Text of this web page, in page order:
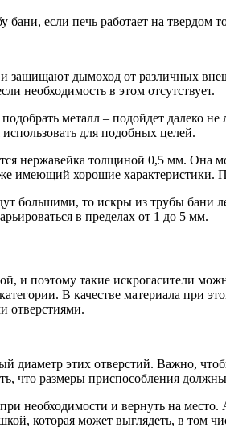
бани, если печь работает на твердом
защищают дымоход от различных
необходимость в этом отсутствует.
металл – подойдет далеко
для подобных целей.
нержавейка толщиной 0,5 мм. Она
имеющий хорошие характеристики.
большими, то искры из трубы бани
в пределах от 1 до 5 мм.
и поэтому такие искрогасители
В качестве материала при
отверстиями.
диаметр этих отверстий. Важно,
что размеры приспособления
необходимости и вернуть на
которая может выглядеть, в том